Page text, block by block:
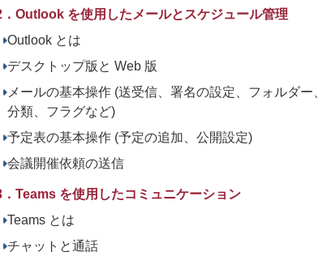
．Outlook を使用したメールとスケジュール管理
Outlook とは
デスクトップ版と Web 版
メールの基本操作 (送受信、署名の設定、フォルダー、
分類、フラグなど)
予定表の基本操作 (予定の追加、公開設定)
会議開催依頼の送信
．Teams を使用したコミュニケーション
Teams とは
チャットと通話